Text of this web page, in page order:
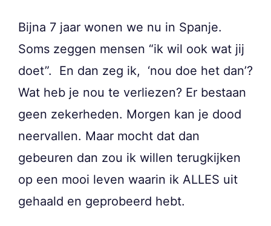
Bijna 7 jaar wonen we nu in Spanje.
Soms zeggen mensen “ik wil ook wat jij
doet”. En dan zeg ik, ‘nou doe het dan’?
Wat heb je nou te verliezen? Er bestaan
geen zekerheden. Morgen kan je dood
neervallen. Maar mocht dat dan
gebeuren dan zou ik willen terugkijken
op een mooi leven waarin ik ALLES uit
gehaald en geprobeerd hebt.